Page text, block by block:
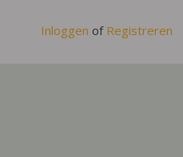
Inloggen of Registreren